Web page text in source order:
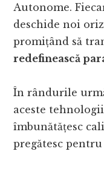
Autonome.
deschide noi
promițând să
redefinească
În rândurile
aceste
îmbunătățesc
pregătesc